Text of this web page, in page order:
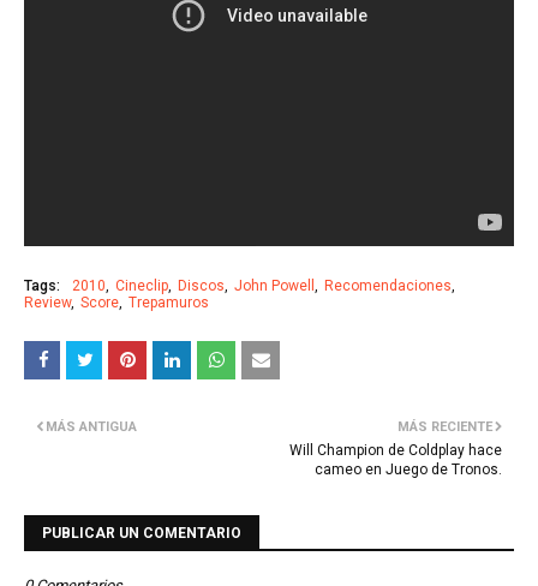
Tags: 2010 Cineclip Discos John Powell
Recomendaciones
Review Score Trepamuros
MÁS RECIENTE
Will Champion de Coldplay hace
cameo en Juego de Tronos.
MÁS ANTIGUA
PUBLICAR UN COMENTARIO